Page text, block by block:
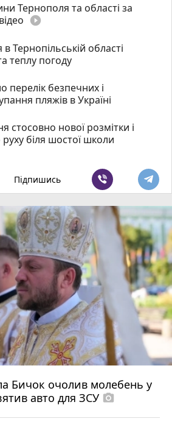
Тернополя та області за
play_circle_filled
Тернопільській області
теплу погоду
безпечних і
пляжів в Україні
стосовно нової розмітки і
біля шостої школи
Підпишись
Бичок очолив молебень у
авто для ЗСУ photo_camera